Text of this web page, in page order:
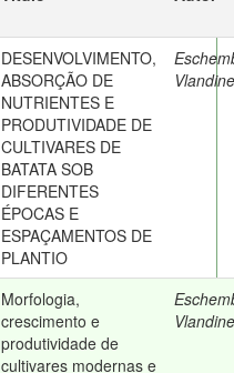
DESENVOLVIMENTO,
ABSORÇÃO DE
NUTRIENTES E
PRODUTIVIDADE DE
CULTIVARES DE
BATATA SOB
DIFERENTES
ÉPOCAS E
ESPAÇAMENTOS DE
PLANTIO
Morfologia,
crescimento e
produtividade de
cultivares modernas e